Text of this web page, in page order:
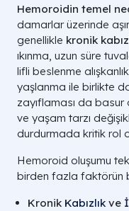
Hemoroidin temel
damarlar üzerinde
genellikle kronik
ıkınma, uzun süre
lifli beslenme
yaşlanma ile birlikte
zayıflaması da basur
ve yaşam tarzı
durdurmada kritik rol
Hemoroid oluşumu
birden fazla faktörün
Kronik Kabızlık ve